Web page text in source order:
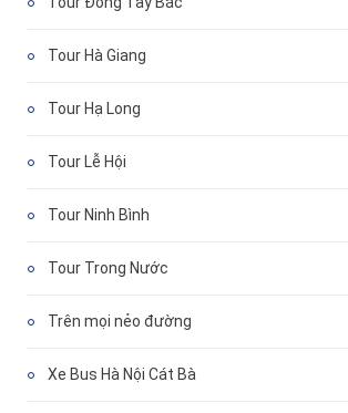
Tour Hà Giang
Tour Hạ Long
Tour Lễ Hội
Tour Ninh Bình
Tour Trong Nước
Trên mọi nẻo đường
Xe Bus Hà Nội Cát Bà